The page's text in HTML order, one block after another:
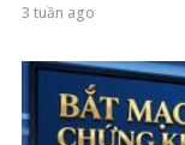
3 tuần ago